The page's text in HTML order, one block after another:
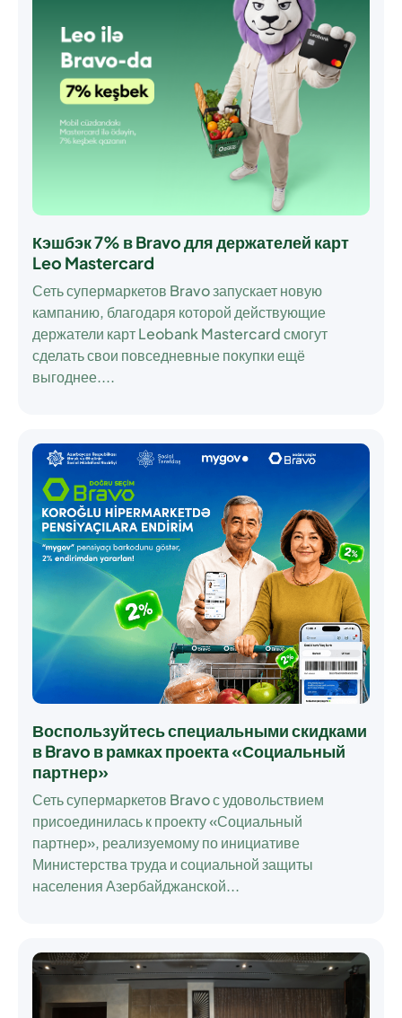
Кэшбэк 7% в Bravo для держателей карт
Leo Mastercard
Сеть супермаркетов Bravo запускает новую
кампанию, благодаря которой действующие
держатели карт Leobank Mastercard смогут
сделать свои повседневные покупки ещё
выгоднее....
Воспользуйтесь специальными скидками
в Bravo в рамках проекта «Социальный
партнер»
Сеть супермаркетов Bravo с удовольствием
присоединилась к проекту«Социальный
партнер», реализуемому по инициативе
Министерства труда и социальной защиты
населения Азербайджанской...